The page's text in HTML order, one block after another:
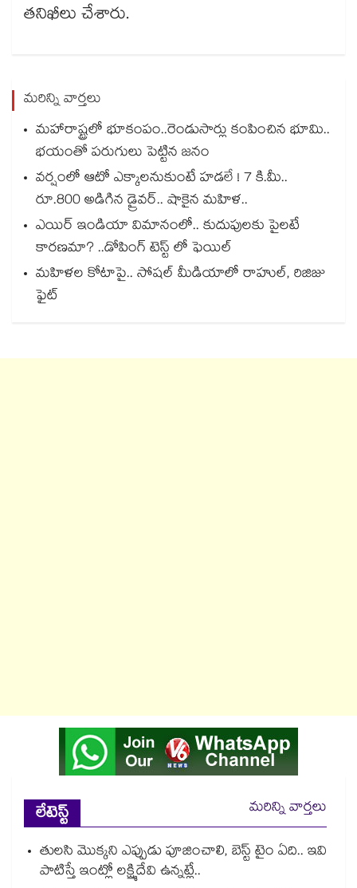
తనిఖీలు చేశారు.
మరిన్ని వార్తలు
మహారాష్ట్రలో భూకంపం..రెండుసార్లు కంపించిన భూమి..
భయంతో పరుగులు పెట్టిన జనం
వర్షంలో ఆటో ఎక్కాలనుకుంటే హడలే ! 7 కి.మీ..
రూ.800 అడిగిన డ్రైవర్.. షాకైన మహిళ..
ఎయిర్ ఇండియా విమానంలో.. కుదుపులకు పైలటే
కారణమా? ..డోపింగ్ టెస్ట్ లో ఫెయిల్
మహిళల కోటాపై.. సోషల్ మీడియాలో రాహుల్, రిజిజు
ఫైట్
లేటెస్ట్
మరిన్ని వార్తలు
తులసి మొక్కని ఎప్పుడు పూజించాలి, బెస్ట్ టైం ఏది.. ఇవి
పాటిస్తే ఇంట్లో లక్ష్మిదేవి ఉన్నట్లే..